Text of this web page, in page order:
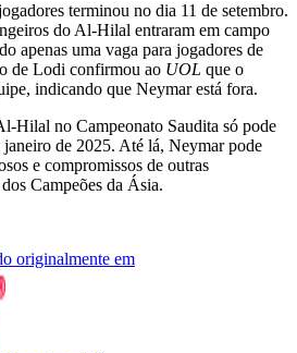
terminou no dia 11 de setembro.
do Al-Hilal entraram em campo
apenas uma vaga para jogadores de
de Lodi confirmou ao UOL que o
indicando que Neymar está fora.
Hilal no Campeonato Saudita só pode
janeiro de 2025. Até lá, Neymar pode
e compromissos de outras
Campeões da Ásia.
originalmente em